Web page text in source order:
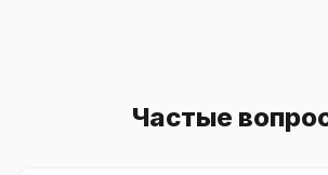
Частые